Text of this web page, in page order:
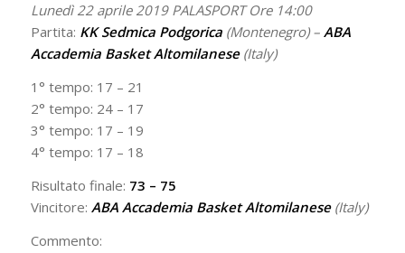
Lunedì 22 aprile 2019 PALASPORT Ore 14:00
Partita: KK Sedmica Podgorica (Montenegro) – ABA
Accademia Basket Altomilanese (Italy)
1° tempo: 17 – 21
2° tempo: 24 – 17
3° tempo: 17 – 19
4° tempo: 17 – 18
Risultato finale: 73 – 75
Vincitore: ABA Accademia Basket Altomilanese (Italy)
Commento: